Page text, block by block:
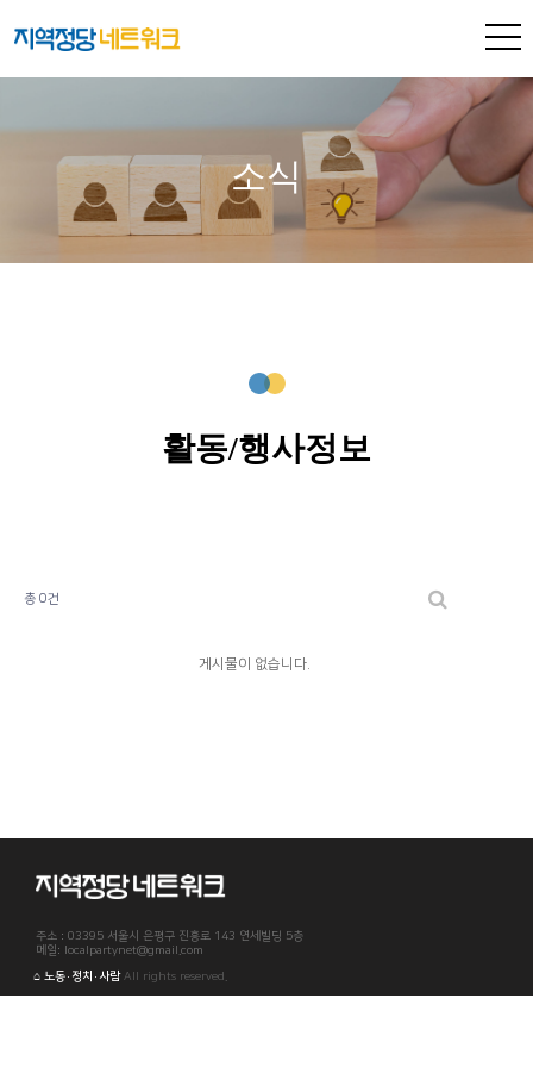
소식
활동/행사정보
총 0건
게시물이 없습니다.
주소 : 03395 서울시 은평구 진흥로 143 연세빌딩 5층
메일: localpartynet@gmail.com
⌂ 노동·정치·사람All rights reserved.